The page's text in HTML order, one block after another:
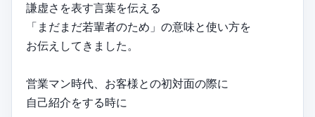
謙虚さを表す言葉を伝える
「まだまだ若輩者のため」の意味と使い方を
お伝えしてきました。
営業マン時代、お客様との初対面の際に
自己紹介をする時に